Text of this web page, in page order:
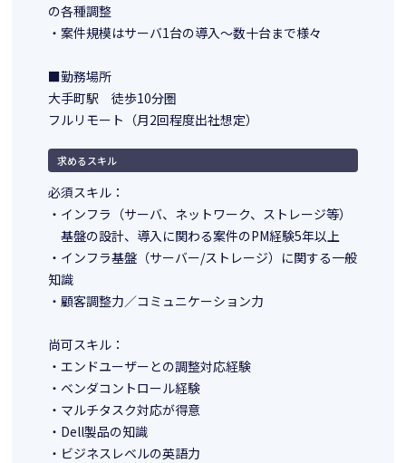
の各種調整
・案件規模はサーバ1台の導入～数十台まで様々
■勤務場所
大手町駅 徒歩10分圏
フルリモート（月2回程度出社想定）
求めるスキル
必須スキル：
・インフラ（サーバ、ネットワーク、ストレージ等）
基盤の設計、導入に関わる案件のPM経験5年以上
・インフラ基盤（サーバー/ストレージ）に関する一般
知識
・顧客調整力／コミュニケーション力
尚可スキル：
・エンドユーザーとの調整対応経験
・ベンダコントロール経験
・マルチタスク対応が得意
・Dell製品の知識
・ビジネスレベルの英語力